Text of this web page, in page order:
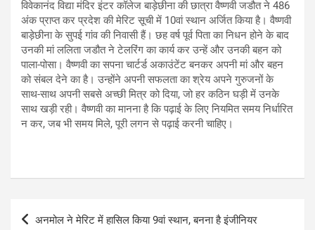
विवेकानंद विद्या मंदिर इंटर कॉलेज बाड़ेछीना की छात्रा वैष्णवी जडौत ने 486
अंक प्राप्त कर प्रदेश की मेरिट सूची में 10वां स्थान अर्जित किया है। वैष्णवी
बाड़ेछीना के सुपई गांव की निवासी हैं। छह वर्ष पूर्व पिता का निधन होने के बाद
उनकी मां ललिता जडौत ने टेलरिंग का कार्य कर उन्हें और उनकी बहन को
पाला-पोसा। वैष्णवी का सपना चार्टर्ड अकाउंटेंट बनकर अपनी मां और बहन
को संबल देने का है। उन्होंने अपनी सफलता का श्रेय अपने गुरुजनों के
साथ-साथ अपनी सबसे अच्छी मित्र को दिया, जो हर कठिन घड़ी में उनके
साथ खड़ी रही। वैष्णवी का मानना है कि पढ़ाई के लिए नियमित समय निर्धारित
न कर, जब भी समय मिले, पूरी लगन से पढ़ाई करनी चाहिए।
Post
अनमोल ने मेरिट में हासिल किया 9वां स्थान, बनना है इंजीनियर